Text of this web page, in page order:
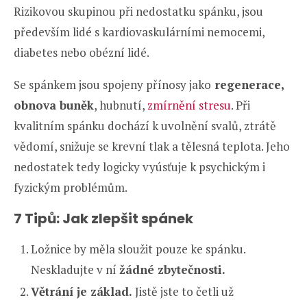
Rizikovou skupinou při nedostatku spánku, jsou
především lidé s kardiovaskulárními nemocemi,
diabetes nebo obézní lidé.
Se spánkem jsou spojeny přínosy jako regenerace,
obnova buněk, hubnutí, zmírnění stresu. Při
kvalitním spánku dochází k uvolnění svalů, ztrátě
vědomí, snižuje se krevní tlak a tělesná teplota. Jeho
nedostatek tedy logicky vyúsťuje k psychickým i
fyzickým problémům.
7 Tipů: Jak zlepšit spánek
Ložnice by měla sloužit pouze ke spánku.
Neskladujte v ní žádné zbytečnosti.
Větrání je základ. Jistě jste to četli už